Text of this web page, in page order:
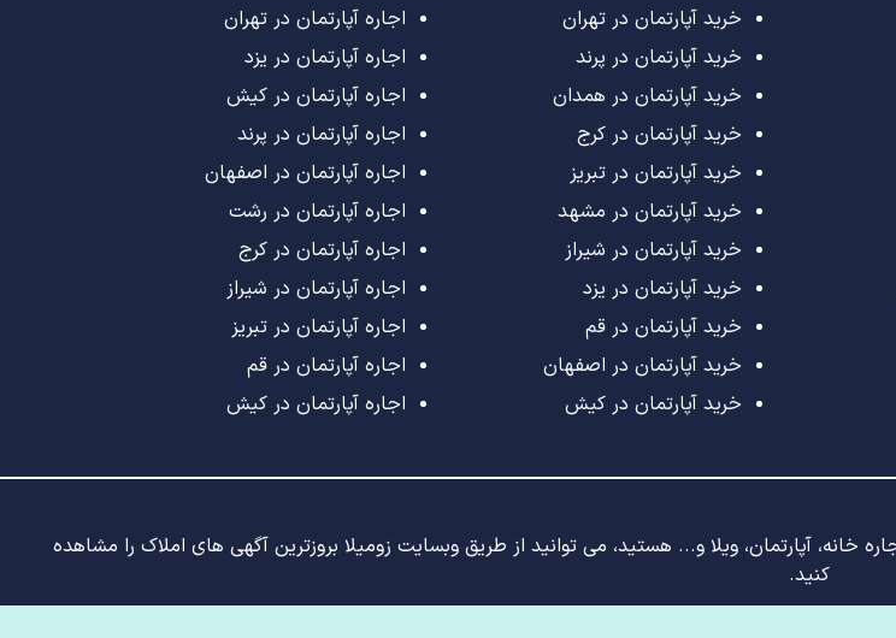
خرید آپارتمان در تهران
خرید آپارتمان در پرند
خرید آپارتمان در همدان
خرید آپارتمان در کرج
خرید آپارتمان در تبریز
خرید آپارتمان در مشهد
خرید آپارتمان در شیراز
خرید آپارتمان در یزد
خرید آپارتمان در قم
خرید آپارتمان در اصفهان
خرید آپارتمان در کیش
اجاره آپارتمان در تهران
اجاره آپارتمان در یزد
اجاره آپارتمان در کیش
اجاره آپارتمان در پرند
اجاره آپارتمان در اصفهان
اجاره آپارتمان در رشت
اجاره آپارتمان در کرج
اجاره آپارتمان در شیراز
اجاره آپارتمان در تبریز
اجاره آپارتمان در قم
اجاره آپارتمان در کیش
خانه، آپارتمان، ویلا و... هستید، می توانید از طریق وبسایت زومیلا بروزترین آگهی های املاک را مشاهده
کنید.